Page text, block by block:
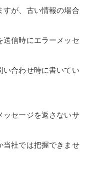
すが、古い情報の場合
送信時にエラーメッセ
い合わせ時に書いてい
ッセージを返さないサ
当社では把握できませ